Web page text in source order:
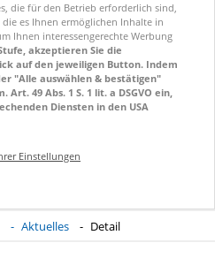
die für den Betrieb erforderlich sind,
es Ihnen ermöglichen Inhalte in
Ihnen interessengerechte Werbung
akzeptieren Sie die
auf den jeweiligen Button. Indem
"Alle auswählen & bestätigen"
Art. 49 Abs. 1 S. 1 lit. a DSGVO ein,
Diensten in den USA
Einstellungen
Aktuelles Detail